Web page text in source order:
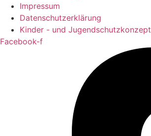
Impressum
Datenschutzerklärung
Kinder - und Jugendschutzkonzept
Facebook-f